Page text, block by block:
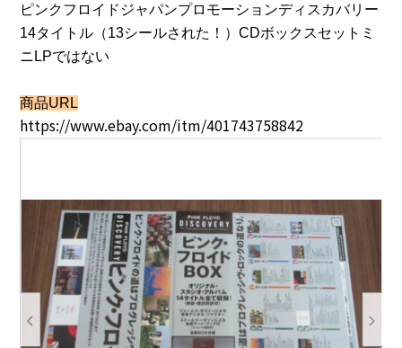
ピンクフロイドジャパンプロモーションディスカバリー
14タイトル（13シールされた！）CDボックスセットミ
ニLPではない
商品URL
https://www.ebay.com/itm/401743758842